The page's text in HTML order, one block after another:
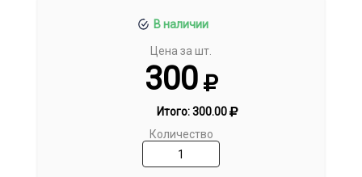
В наличии
Цена за шт.
300
Итого:300.00
Количество